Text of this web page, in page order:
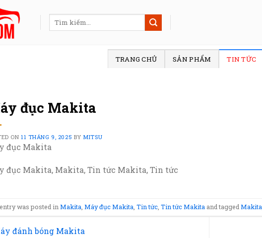
Tìm
kiếm:
TRANG CHỦ SẢN PHẨM TIN TỨC
đục Makita
ON11 THÁNG 9, 2025 BY MITSU
đục Makita
đục Makita, Makita, Tin tức Makita, Tin tức
was posted in Makita Máy đục Makita Tin tức, Tin tức Makita and tagged Makita
đánh bóng Makita